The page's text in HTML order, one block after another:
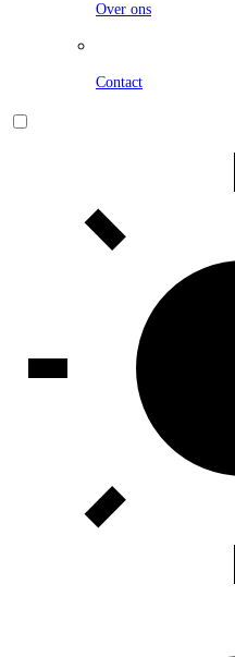
Over ons
Contact